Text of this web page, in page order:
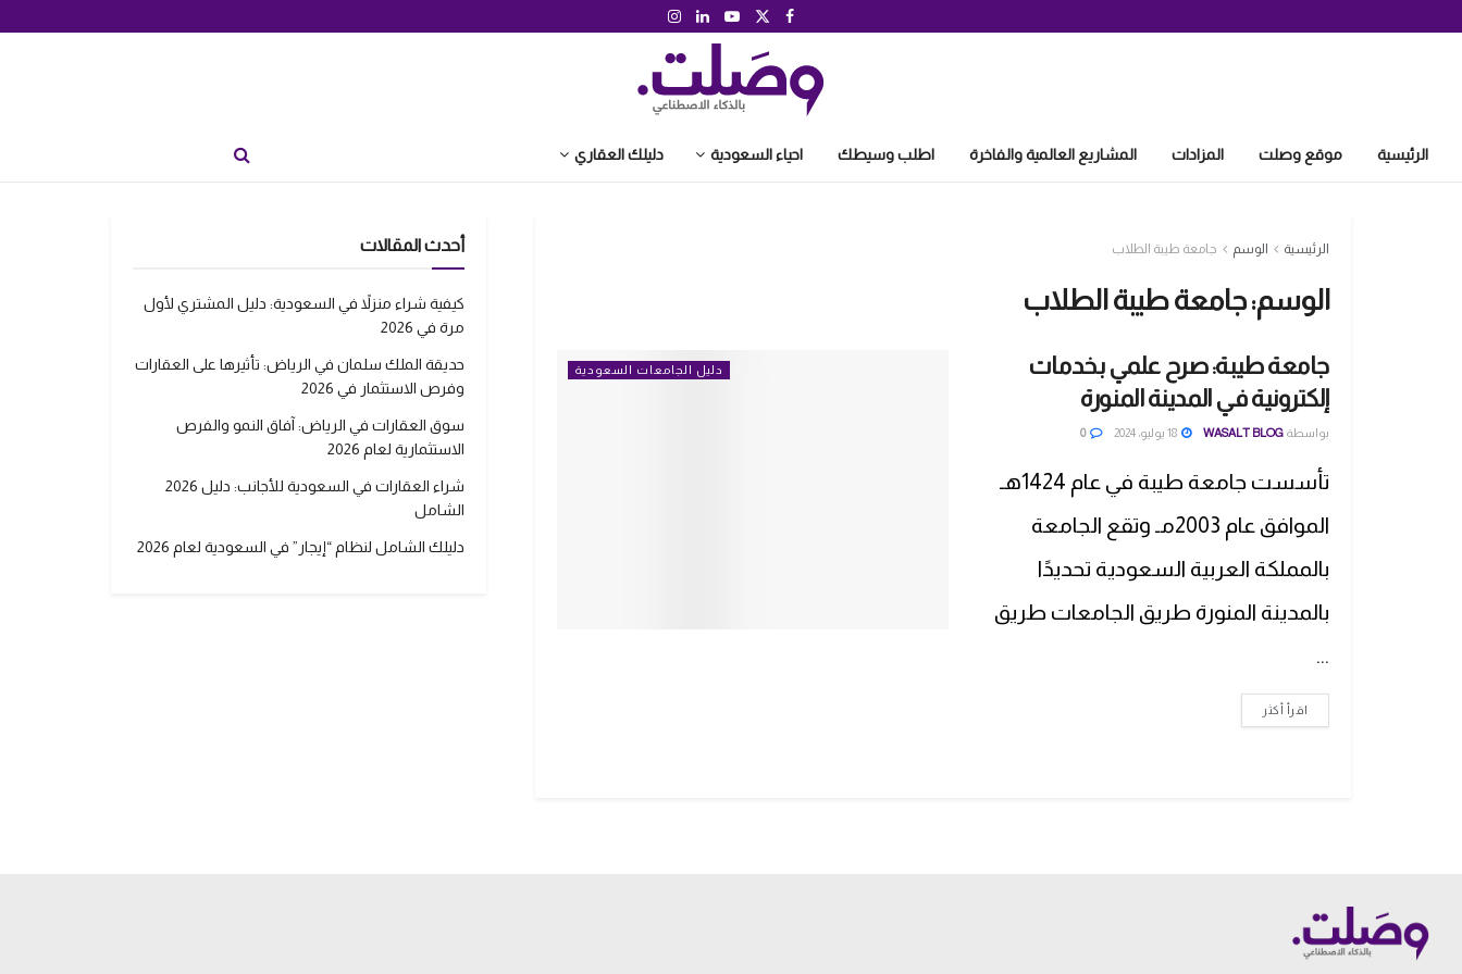
الرئيسية موقع وصلت المزادات المشاريع العالمية والفاخرة اطلب وسيطك احياء السعودية دليلك العقاري
الرئيسية الوسم جامعة طيبة الطلاب
الوسم:جامعة طيبة الطلاب
دليل الجامعات السعودية
جامعة طيبة: صرح علمي بخدمات
إلكترونية في المدينة المنورة
بواسطة WASALT BLOG
0
تأسست جامعة طيبة في عام 1424هـ
الموافق عام 2003مـ وتقع الجامعة
بالمملكة العربية السعودية تحديدًا
بالمدينة المنورة طريق الجامعات طريق
...
اقرأ أكثر
أحدث المقالات
كيفية شراء منزلاً في السعودية: دليل المشتري لأول
مرة في 2026
حديقة الملك سلمان في الرياض: تأثيرها على العقارات
وفرص الاستثمار في 2026
سوق العقارات في الرياض: آفاق النمو والفرص
الاستثمارية لعام 2026
شراء العقارات في السعودية للأجانب: دليل 2026
الشامل
دليلك الشامل لنظام “إيجار” في السعودية لعام 2026